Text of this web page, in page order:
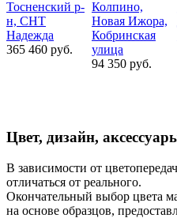
Тосненский р-
н, СНТ
Надежда
365 460 руб.
Колпино,
Новая Ижора,
Кобринская
улица
94 350 руб.
Цвет, дизайн,
В зависимости от
отличаться от реального.
Окончательный выбор цвета
на основе образцов,